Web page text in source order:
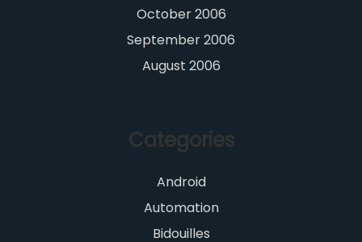
October 2006
September 2006
August 2006
Categories
Android
Automation
Bidouilles